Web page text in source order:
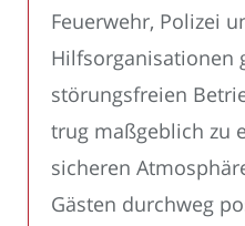
Feuerwehr, Polizei
Hilfsorganisationen
störungsfreien
trug maßgeblich zu
sicheren
Gästen durchweg